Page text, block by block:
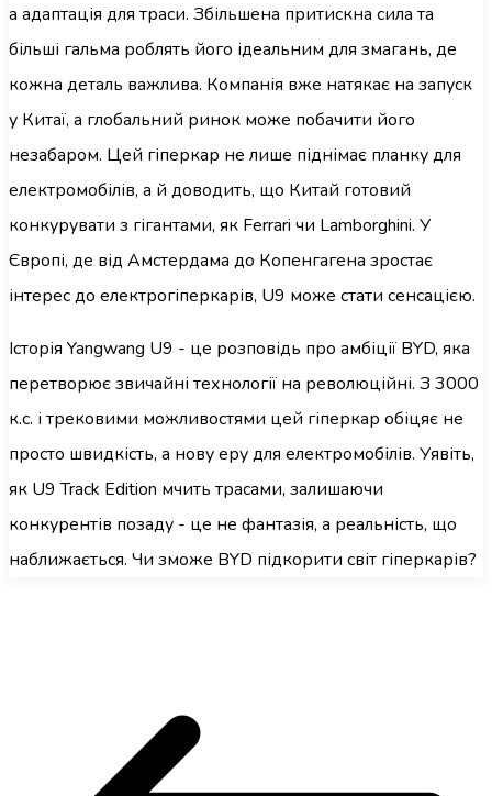
а адаптація для траси. Збільшена притискна сила та
більші гальма роблять його ідеальним для змагань, де
кожна деталь важлива. Компанія вже натякає на запуск
у Китаї, а глобальний ринок може побачити його
незабаром. Цей гіперкар не лише піднімає планку для
електромобілів, а й доводить, що Китай готовий
конкурувати з гігантами, як Ferrari чи Lamborghini. У
Європі, де від Амстердама до Копенгагена зростає
інтерес до електрогіперкарів, U9 може стати сенсацією.
Історія Yangwang U9 - це розповідь про амбіції BYD, яка
перетворює звичайні технології на революційні. З 3000
к.с. і трековими можливостями цей гіперкар обіцяє не
просто швидкість, а нову еру для електромобілів. Уявіть,
як U9 Track Edition мчить трасами, залишаючи
конкурентів позаду - це не фантазія, а реальність, що
наближається. Чи зможе BYD підкорити світ гіперкарів?